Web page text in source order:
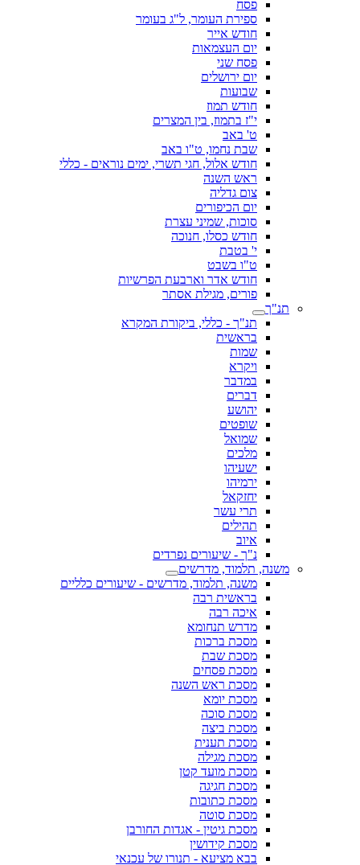
פסח
ספירת העומר, ל"ג בעומר
חודש אייר
יום העצמאות
פסח שני
יום ירושלים
שבועות
חודש תמוז
י"ז בתמוז, בין המצרים
ט' באב
שבת נחמו, ט"ו באב
חודש אלול, חגי תשרי, ימים נוראים - כללי
ראש השנה
צום גדליה
יום הכיפורים
סוכות, שמיני עצרת
חודש כסלו, חנוכה
י' בטבת
ט"ו בשבט
חודש אדר וארבעת הפרשיות
פורים, מגילת אסתר
תנ"ך
תנ"ך - כללי, ביקורת המקרא
בראשית
שמות
ויקרא
במדבר
דברים
יהושע
שופטים
שמואל
מלכים
ישעיהו
ירמיהו
יחזקאל
תרי עשר
תהילים
איוב
נ"ך - שיעורים נפרדים
משנה, תלמוד, מדרשים
משנה, תלמוד, מדרשים - שיעורים כלליים
בראשית רבה
איכה רבה
מדרש תנחומא
מסכת ברכות
מסכת שבת
מסכת פסחים
מסכת ראש השנה
מסכת יומא
מסכת סוכה
מסכת ביצה
מסכת תענית
מסכת מגילה
מסכת מועד קטן
מסכת חגיגה
מסכת כתובות
מסכת סוטה
מסכת גיטין - אגדות החורבן
מסכת קידושין
בבא מציעא - תנורו של עכנאי